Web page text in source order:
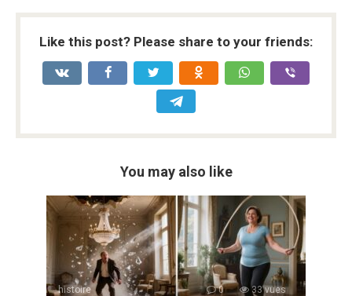
Like this post? Please share to your friends:
You may also like
histoire 0 33 vues